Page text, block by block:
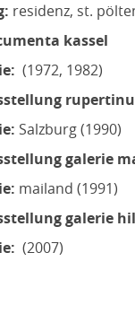
residenz, st.
kassel
(1972, 1982)
Salzburg (1990)
galerie
mailand (1991)
galerie
(2007)